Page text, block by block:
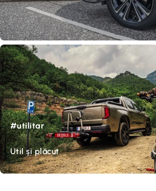
#utilitar
Util și plăcut